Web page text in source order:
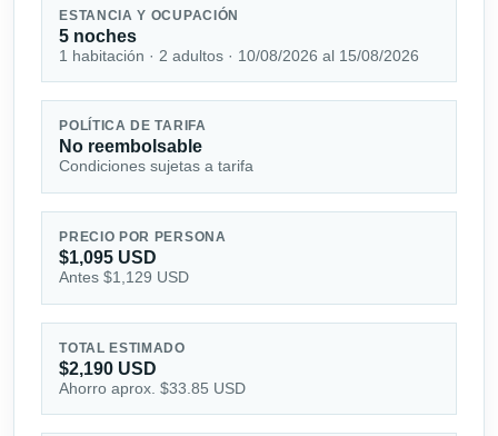
ESTANCIA Y OCUPACIÓN
5 noches
1 habitación · 2 adultos · 10/08/2026 al 15/08/2026
POLÍTICA DE TARIFA
No reembolsable
Condiciones sujetas a tarifa
PRECIO POR PERSONA
$1,095 USD
Antes $1,129 USD
TOTAL ESTIMADO
$2,190 USD
Ahorro aprox. $33.85 USD